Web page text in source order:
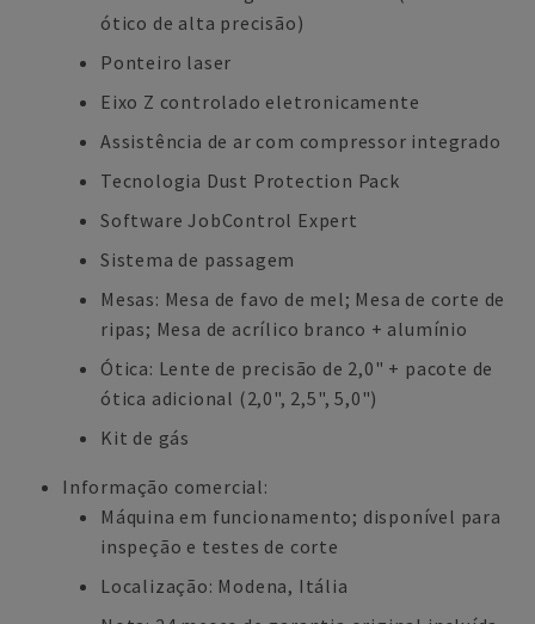
ótico de alta precisão)
Ponteiro laser
Eixo Z controlado eletronicamente
Assistência de ar com compressor integrado
Tecnologia Dust Protection Pack
Software JobControl Expert
Sistema de passagem
Mesas: Mesa de favo de mel; Mesa de corte de
ripas; Mesa de acrílico branco + alumínio
Ótica: Lente de precisão de 2,0" + pacote de
ótica adicional (2,0", 2,5", 5,0")
Kit de gás
Informação comercial:
Máquina em funcionamento; disponível para
inspeção e testes de corte
Localização: Modena, Itália